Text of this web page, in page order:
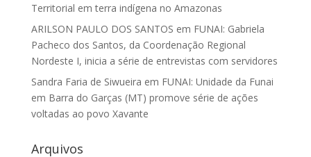
Territorial em terra indígena no Amazonas
ARILSON PAULO DOS SANTOS em FUNAI: Gabriela
Pacheco dos Santos, da Coordenação Regional
Nordeste I, inicia a série de entrevistas com servidores
Sandra Faria de Siwueira em FUNAI: Unidade da Funai
em Barra do Garças (MT) promove série de ações
voltadas ao povo Xavante
Arquivos